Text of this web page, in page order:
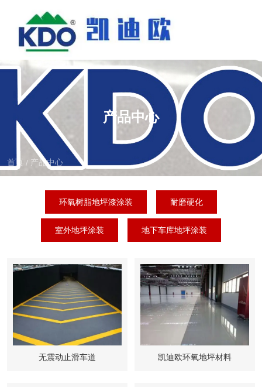
产品中心
首页 / 产品中心
环氧树脂地坪漆涂装 耐磨硬化
室外地坪涂装 地下车库地坪涂装
无震动止滑车道 凯迪欧环氧地坪材料